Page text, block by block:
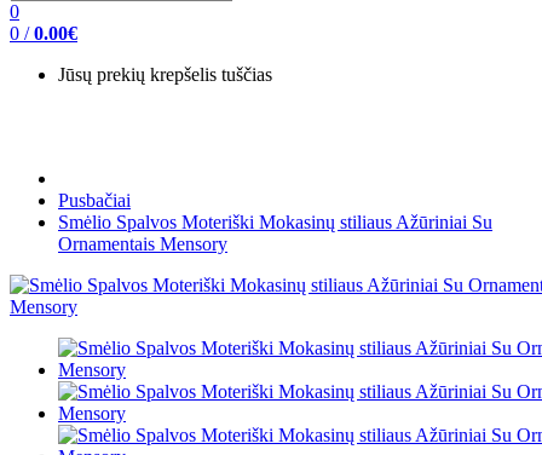
0
0 / 0.00€
Jūsų prekių krepšelis tuščias
Pusbačiai
Smėlio Spalvos Moteriški Mokasinų stiliaus Ažūriniai Su
Ornamentais Mensory